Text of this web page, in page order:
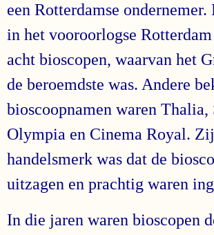
een Rotterdamse
in het vooroorlogse
acht bioscopen, waarvan het
de beroemdste was. Andere
bioscoopnamen waren Thalia,
Olympia en Cinema Royal.
handelsmerk was dat de
uitzagen en prachtig waren
In die jaren waren bioscopen